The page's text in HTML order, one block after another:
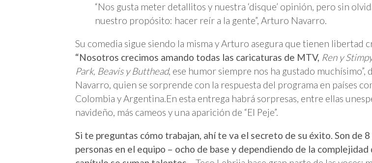
“Nos gusta meter detallitos y nuestra ‘disque’ opinión, pero sin
nuestro propósito: hacer reír a la gente”, Arturo Navarro.
Su comedia sigue siendo la misma y Arturo asegura que tienen libertad
“Nosotros crecimos amando todas las caricaturas de MTV, Ren y
Park, Beavis y Butthead, ese humor siempre nos ha gustado muchísimo”,
Navarro, quien se sorprende con la respuesta del programa en países
Colombia y Argentina.En esta entrega habrá sorpresas, entre ellas
navideño, más cameos y una aparición de “El Peje”.
Si te preguntas cómo trabajan, ahí te va el secreto de su éxito. Son de 8
personas en el equipo – ocho de base y dependiendo de la complejidad